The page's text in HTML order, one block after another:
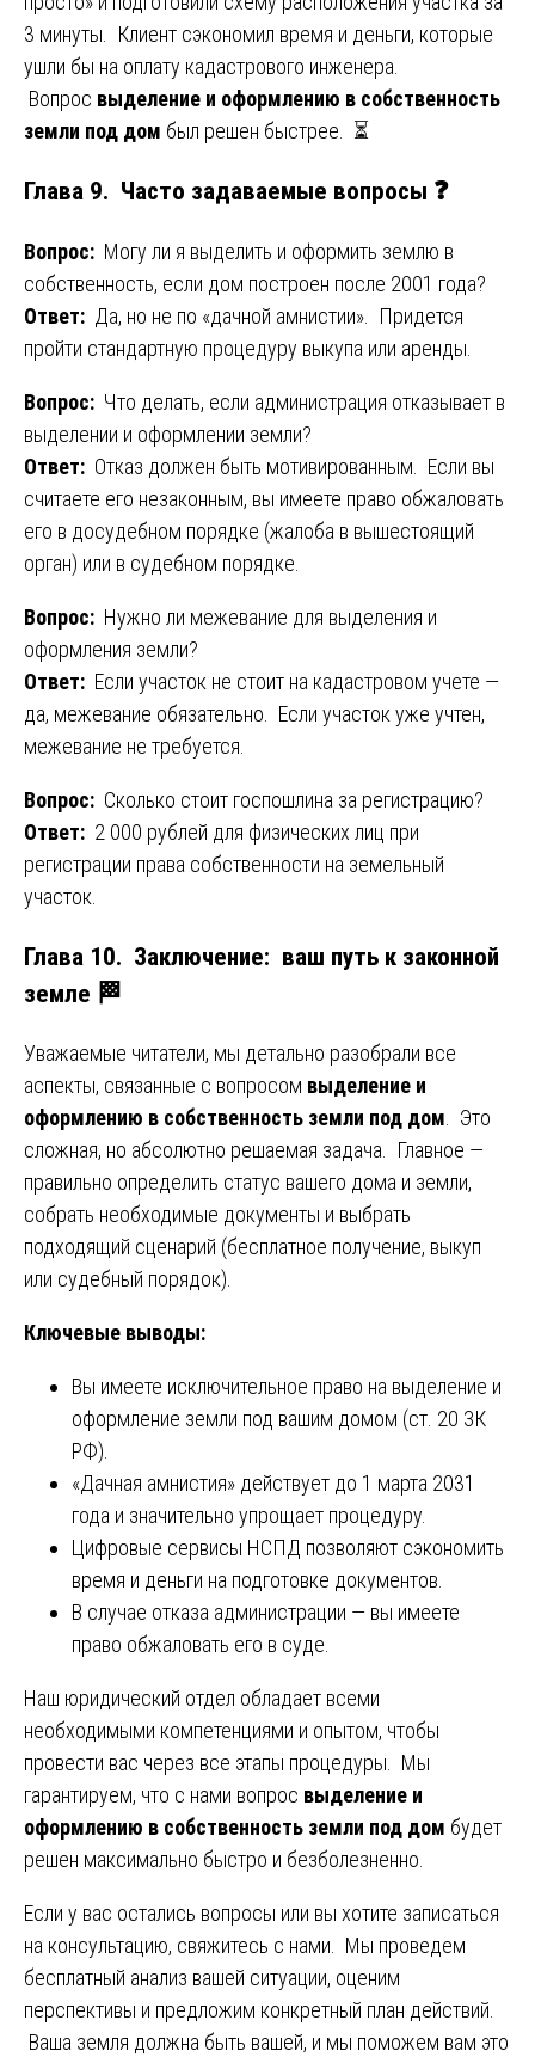
3 минуты. Клиент сэкономил время и деньги, которые
ушли бы на оплату кадастрового инженера.
Вопрос выделение и оформлению в собственность
земли под дом был решен быстрее. ⏳
Глава 9. Часто задаваемые вопросы ❓
Вопрос: Могу ли я выделить и оформить землю в
собственность, если дом построен после 2001 года?
Ответ: Да, но не по «дачной амнистии». Придется
пройти стандартную процедуру выкупа или аренды.
Вопрос: Что делать, если администрация отказывает в
выделении и оформлении земли?
Ответ: Отказ должен быть мотивированным. Если вы
считаете его незаконным, вы имеете право обжаловать
его в досудебном порядке (жалоба в вышестоящий
орган) или в судебном порядке.
Вопрос: Нужно ли межевание для выделения и
оформления земли?
Ответ: Если участок не стоит на кадастровом учете —
да, межевание обязательно. Если участок уже учтен,
межевание не требуется.
Вопрос: Сколько стоит госпошлина за регистрацию?
Ответ: 2 000 рублей для физических лиц при
регистрации права собственности на земельный
участок.
Глава 10. Заключение: ваш путь к законной
земле 🏁
Уважаемые читатели, мы детально разобрали все
аспекты, связанные с вопросом выделение и
оформлению в собственность земли под дом . Это
сложная, но абсолютно решаемая задача. Главное —
правильно определить статус вашего дома и земли,
собрать необходимые документы и выбрать
подходящий сценарий (бесплатное получение, выкуп
или судебный порядок).
Ключевые выводы:
Вы имеете исключительное право на выделение и
оформление земли под вашим домом (ст. 20 ЗК
РФ).
«Дачная амнистия» действует до 1 марта 2031
года и значительно упрощает процедуру.
Цифровые сервисы НСПД позволяют сэкономить
время и деньги на подготовке документов.
В случае отказа администрации — вы имеете
право обжаловать его в суде.
Наш юридический отдел обладает всеми
необходимыми компетенциями и опытом, чтобы
провести вас через все этапы процедуры. Мы
гарантируем, что с нами вопрос выделение и
оформлению в собственность земли под дом будет
решен максимально быстро и безболезненно.
Если у вас остались вопросы или вы хотите записаться
на консультацию, свяжитесь с нами. Мы проведем
бесплатный анализ вашей ситуации, оценим
перспективы и предложим конкретный план действий.
Ваша земля должна быть вашей, и мы поможем вам это